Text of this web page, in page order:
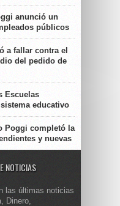
anunció un
públicos
a fallar contra el
del pedido de
Escuelas
educativo
Poggi completó la
y nuevas
NOTICIAS
las últimas noticias
Dinero,